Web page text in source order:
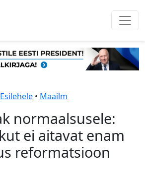
Esilehele • Maailm
normaalsusele:
ei aitavat enam
reformatsioon